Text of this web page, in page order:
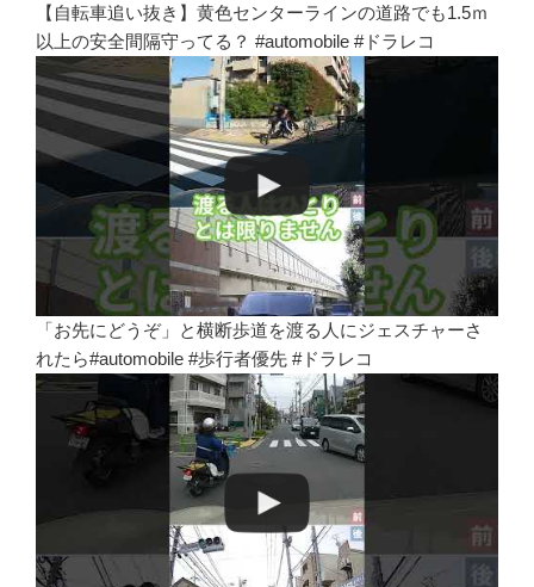
【自転車追い抜き】黄色センターラインの道路でも1.5ｍ
以上の安全間隔守ってる？ #automobile #ドラレコ
「お先にどうぞ」と横断歩道を渡る人にジェスチャーさ
れたら#automobile #歩行者優先 #ドラレコ